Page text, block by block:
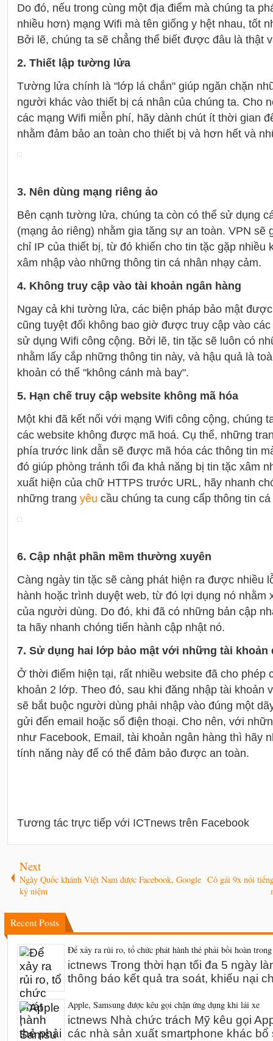
Do đó, nếu trong cùng một địa điểm mà chúng ta
nhiều hơn) mạng Wifi mà tên giống y hệt nhau, tốt
Bởi lẽ, chúng ta sẽ chẳng thể biết được đâu là thật
2. Thiết lập tường lửa
Tường lửa chính là "lớp lá chắn" giúp ngăn chặn
người khác vào thiết bị cá nhân của chúng ta. Cho
các mạng Wifi miễn phí, hãy dành chút ít thời gian
nhằm đảm bảo an toàn cho thiết bị và hơn hết và
3. Nên dùng mạng riêng ảo
Bên cạnh tường lửa, chúng ta còn có thể sử dụng
(mạng ảo riêng) nhằm gia tăng sự an toàn. VPN sẽ
chỉ IP của thiết bị, từ đó khiến cho tin tặc gặp nhiều
xâm nhập vào những thông tin cá nhân nhạy cảm.
4. Không truy cập vào tài khoản ngân hàng
Ngay cả khi tường lửa, các biện pháp bảo mật
cũng tuyệt đối không bao giờ được truy cập vào
sử dụng Wifi công cộng. Bởi lẽ, tin tặc sẽ luôn có
nhằm lấy cắp những thông tin này, và hậu quả là
khoản có thể "không cánh mà bay".
5. Hạn chế truy cập website không mã hóa
Một khi đã kết nối với mạng Wifi công cộng, chúng
các website không được mã hoá. Cụ thể, những
phía trước link dẫn sẽ được mã hóa các thông tin
đó giúp phòng tránh tối đa khả năng bị tin tặc xâm
xuất hiện của chữ HTTPS trước URL, hãy nhanh
những trang yêu cầu chúng ta cung cấp thông tin
6. Cập nhật phần mềm thường xuyên
Càng ngày tin tặc sẽ càng phát hiện ra được nhiều
hành hoặc trình duyệt web, từ đó lợi dụng nó nhằm
của người dùng. Do đó, khi đã có những bản cập
ta hãy nhanh chóng tiến hành cập nhật nó.
7. Sử dụng hai lớp bảo mật với những tài khoản
Ở thời điểm hiện tại, rất nhiều website đã cho phép
khoản 2 lớp. Theo đó, sau khi đăng nhập tài khoản
sẽ bắt buộc người dùng phải nhập vào đúng một
gửi đến email hoặc số điện thoại. Cho nên, với
như Facebook, Email, tài khoản ngân hàng thì hãy
tính năng này để có thể đảm bảo được an toàn.
Tương tác trực tiếp với ICTnews trên Facebook
Next
Ngày Quốc khánh Việt Nam được Facebook, Google
kỷ niệm
Cô gái 9x nổi
Recent Posts
Để xảy ra rủi ro, tổ chức phát hành thẻ phải bồi hoàn
ictnews Trong thời hạn tối đa 5 ngày
thông báo kết quả tra soát, khiếu nại
Apple, Samsung được kêu gọi chặn ứng dụng khi lái xe
ictnews Nhà chức trách Mỹ kêu gọi
các nhà sản xuất smartphone khác bổ